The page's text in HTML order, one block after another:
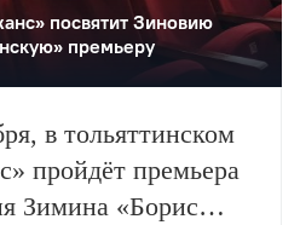
посвятит Зиновию
премьеру
в тольяттинском
пройдёт премьера
Зимина «Борис